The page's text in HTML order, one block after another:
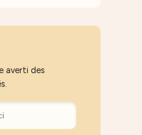
averti des